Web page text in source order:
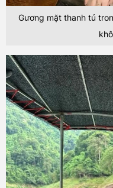
Gương mặt thanh tú